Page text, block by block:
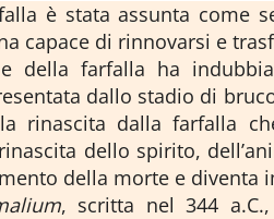
è stata assunta come
capace di rinnovarsi e
della farfalla ha
dallo stadio di
rinascita dalla farfalla
dello spirito,
della morte e diventa
, scritta nel 344